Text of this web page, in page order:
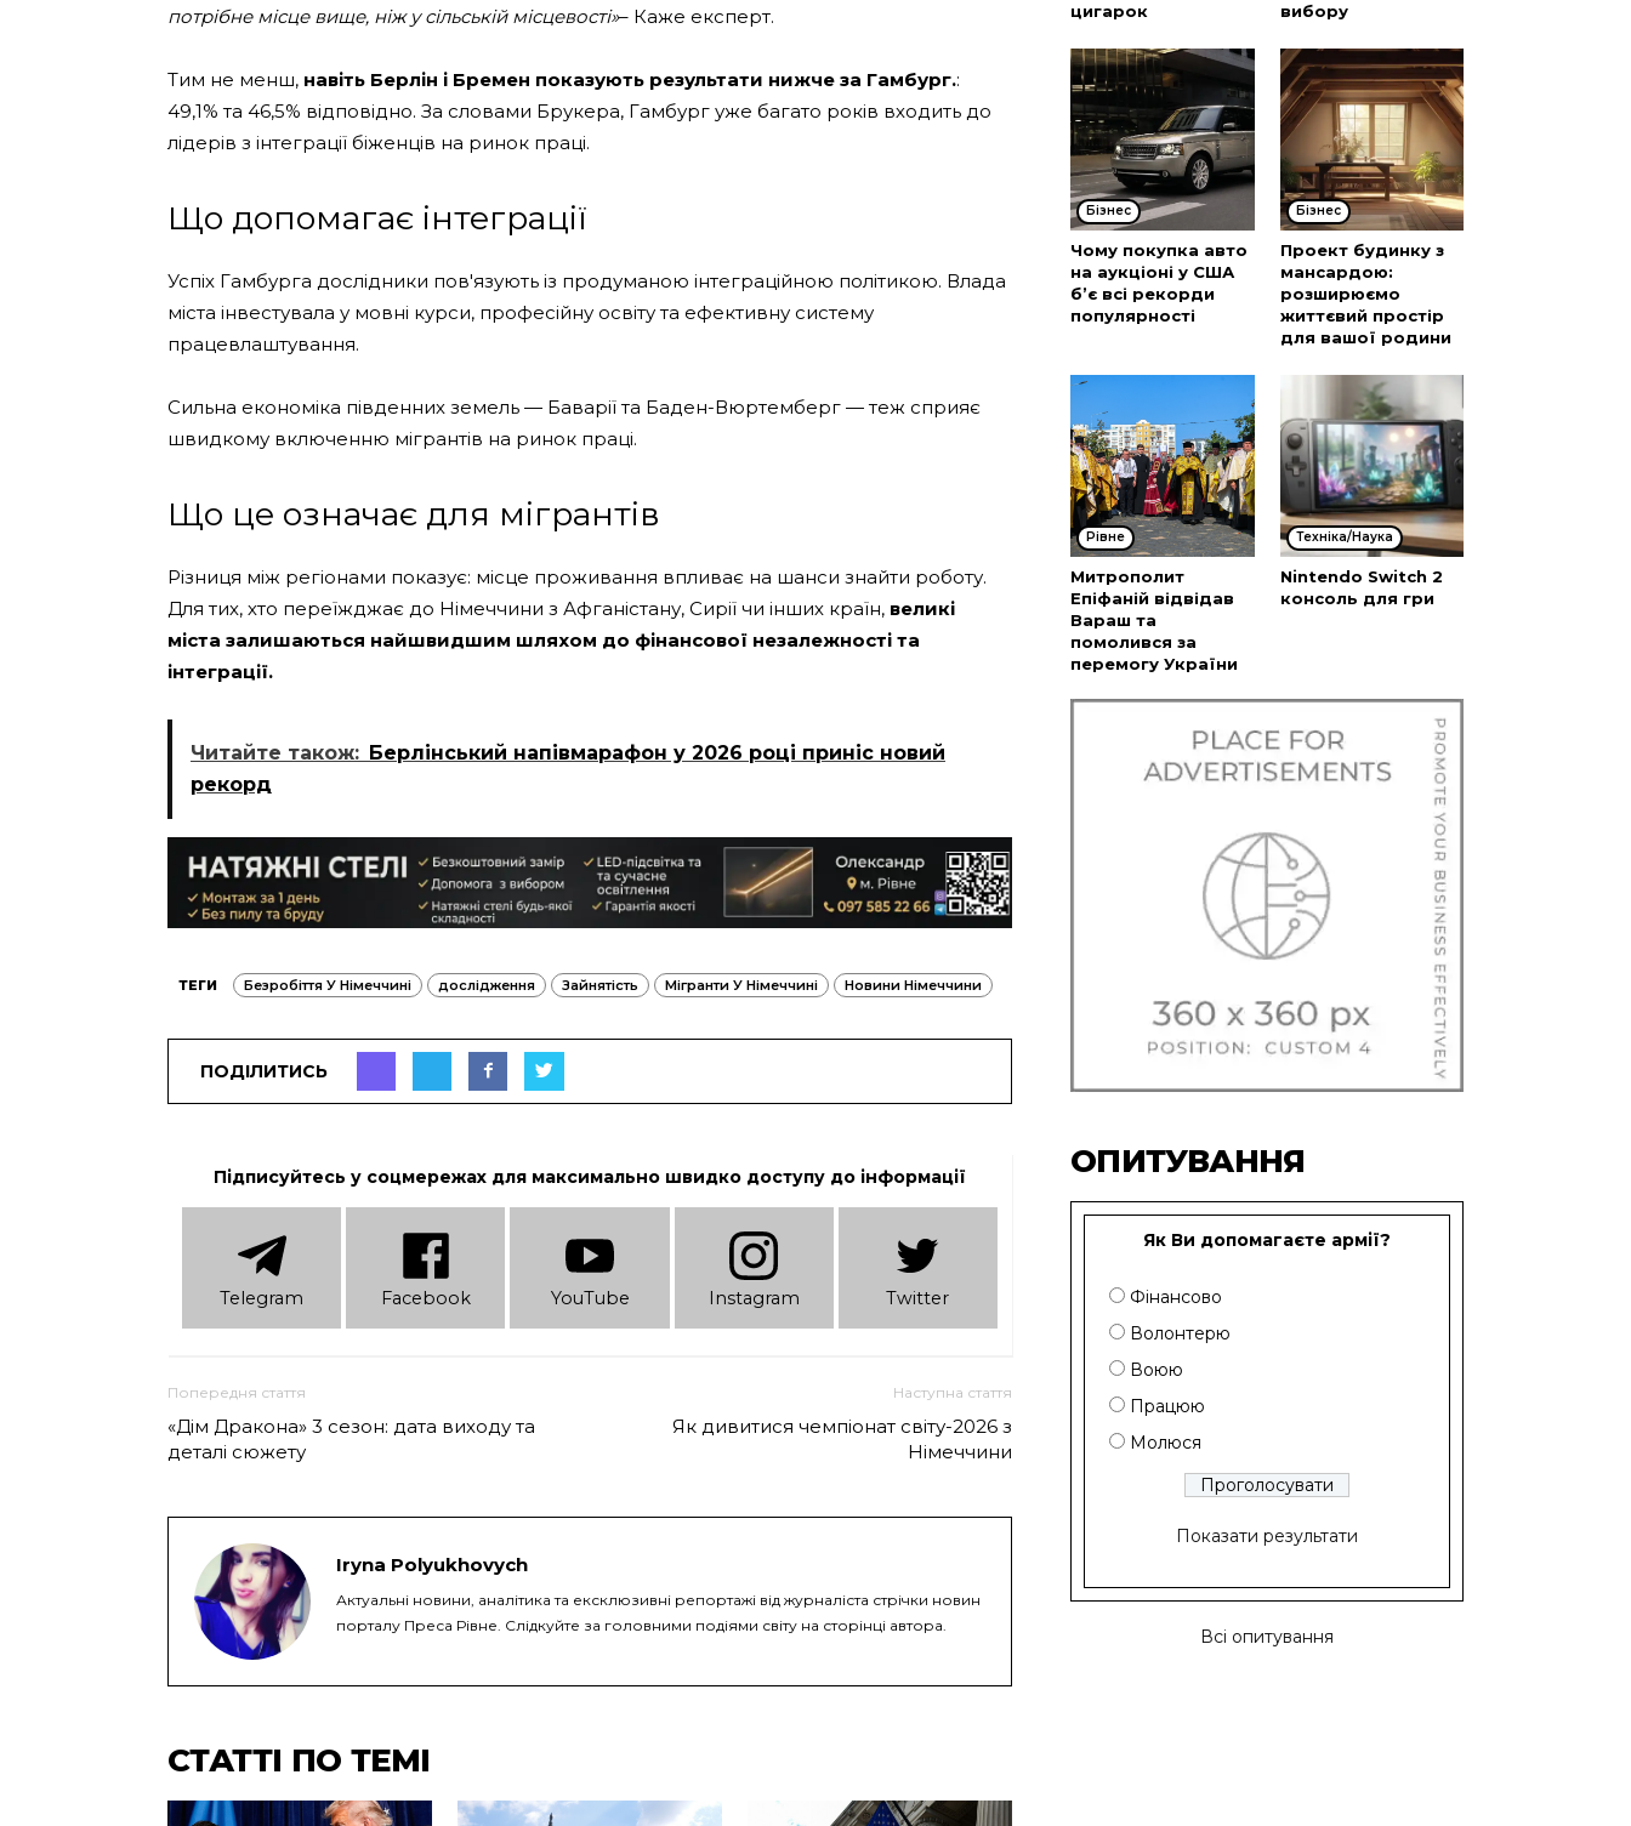
потрібне місце вище, ніж у сільській місцевості»– Каже експерт.
Тим не менш, навіть Берлін і Бремен показують результати нижче за Гамбург.:
49,1% та 46,5% відповідно. За словами Брукера, Гамбург уже багато років входить до
лідерів з інтеграції біженців на ринок праці.
Що допомагає інтеграції
Успіх Гамбурга дослідники пов'язують із продуманою інтеграційною політикою. Влада
міста інвестувала у мовні курси, професійну освіту та ефективну систему
працевлаштування.
Сильна економіка південних земель — Баварії та Баден-Вюртемберг — теж сприяє
швидкому включенню мігрантів на ринок праці.
Що це означає для мігрантів
Різниця між регіонами показує: місце проживання впливає на шанси знайти роботу.
Для тих, хто переїжджає до Німеччини з Афганістану, Сирії чи інших країн, великі
міста залишаються найшвидшим шляхом до фінансової незалежності та
інтеграції.
Читайте також: Берлінський напівмарафон у 2026 році приніс новий
рекорд
ТЕГИ Безробіття У Німеччині дослідження Зайнятість Мігранти У Німеччині Новини Німеччини
ПОДІЛИТИСЬ
Підписуйтесь у соцмережах для максимально швидко доступу до інформації
Telеgram Facebook YouTube Instagram Twitter
Попередня стаття
«Дім Дракона» 3 сезон: дата виходу та
деталі сюжету
Наступна стаття
Як дивитися чемпіонат світу-2026 з
Німеччини
Iryna Polyukhovych
Актуальні новини, аналітика та ексклюзивні репортажі від журналіста стрічки новин
порталу Преса Рівне. Слідкуйте за головними подіями світу на сторінці автора.
СТАТТІ ПО ТЕМІ
цигарок
вибору
Бізнес
Чому покупка авто
на аукціоні у США
б’є всі рекорди
популярності
Бізнес
Проект будинку з
мансардою:
розширюємо
життєвий простір
для вашої родини
Рівне
Митрополит
Епіфаній відвідав
Вараш та
помолився за
перемогу України
Техніка/Наука
Nintendo Switch 2
консоль для гри
ОПИТУВАННЯ
Як Ви допомагаєте армії?
Фінансово
Волонтерю
Воюю
Працюю
Молюся
Показати результати
Всі опитування